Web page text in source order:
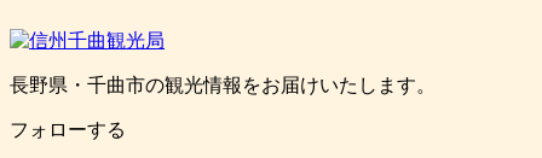
長野県・千曲市の観光情報をお届けいたします。
フォローする